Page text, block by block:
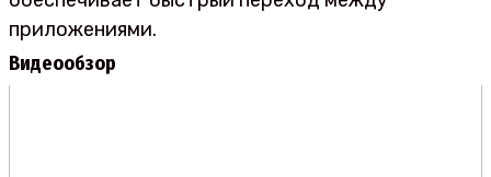
приложениями.
Видеообзор